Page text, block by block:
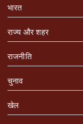
भारत
राज्य और शहर
राजनीति
चुनाव
खेल